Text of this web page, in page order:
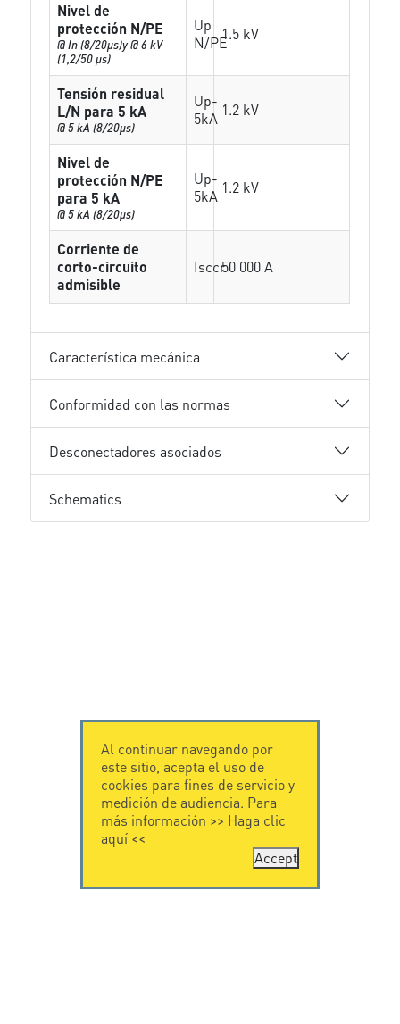
Nivel de
protección N/PE
@ In (8/20µs)y @ 6 kV
(1,2/50 µs)
Up
N/PE1.5 kV
Tensión residual
L/N para 5 kA
@ 5 kA (8/20µs)
Up-
5kA 1.2 kV
Nivel de
protección N/PE
para 5 kA
@ 5 kA (8/20µs)
Up-
5kA 1.2 kV
Corriente de
corto-circuito
admisible
Isccr50 000 A
Característica mecánica
Conformidad con las normas
Desconectadores asociados
Schematics
Al continuar navegando por
este sitio, acepta el uso de
cookies para fines de servicio y
medición de audiencia. Para
más información >> Haga clic
aquí<<
Accept